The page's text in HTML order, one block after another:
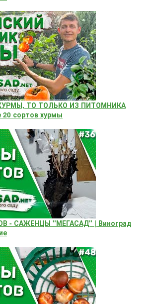
ТО ТОЛЬКО ИЗ ПИТОМНИКА
сортов хурмы
- САЖЕНЦЫ "МЕГАСАД" | Виноград